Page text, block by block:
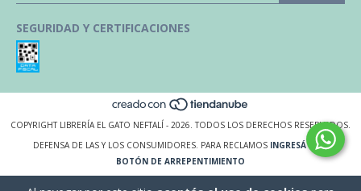
SEGURIDAD Y CERTIFICACIONES
COPYRIGHT LIBRERÍA EL GATO NEFTALÍ - 2026. TODOS LOS DERECHOS RESERVADOS.
DEFENSA DE LAS Y LOS CONSUMIDORES. PARA RECLAMOS INGRESÁ ACÁ.
BOTÓN DE ARREPENTIMIENTO